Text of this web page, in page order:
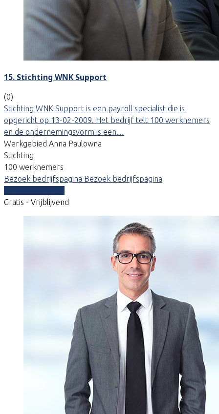
15. Stichting WNK Support
(0)
Stichting WNK Support is een payroll specialist die is
opgericht op 13-02-2009. Het bedrijf telt 100 werknemers
en de ondernemingsvorm is een…
Werkgebied Anna Paulowna
Stichting
100 werknemers
Bezoek bedrijfspagina Bezoek bedrijfspagina
Gratis - Vrijblijvend